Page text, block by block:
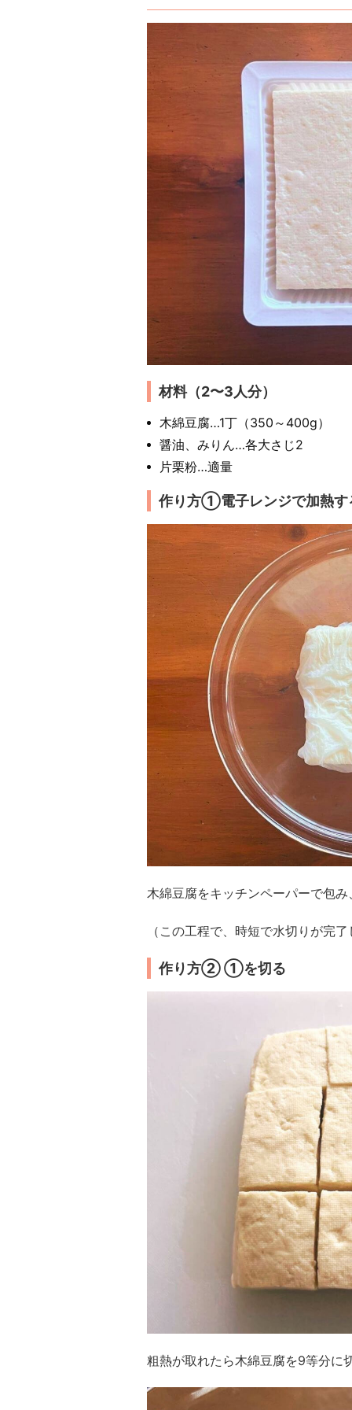
材料（2〜3人分）
木綿豆腐…1丁（350～400g）
醤油、みりん…各大さじ2
片栗粉…適量
作り方①電子レンジで加熱す
木綿豆腐をキッチンペーパーで包
（この工程で、時短で水切りが完
作り方② ①を切る
粗熱が取れたら木綿豆腐を9等分に